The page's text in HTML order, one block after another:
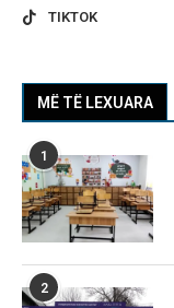
TIKTOK
MË TË LEXUARA
1
2